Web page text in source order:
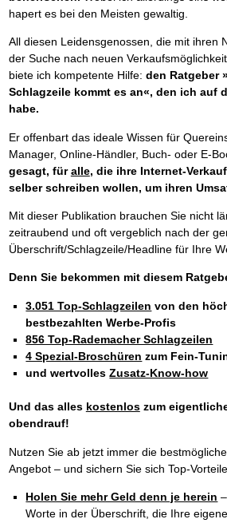
hapert es bei den Meisten gewaltig.
All diesen Leidensgenossen, die mit ihren
der Suche nach neuen
biete ich kompetente Hilfe: den Ratgeber
Schlagzeile kommt es an«, den ich auf
habe.
Er offenbart das ideale Wissen für
Manager, Online-Händler, Buch- oder E-
gesagt, füralle, die ihre Internet-
selber schreiben wollen, um ihren
Mit dieser Publikation brauchen Sie nicht
zeitraubend und oft vergeblich nach der
Überschrift/Schlagzeile/Headline für Ihre
Denn Sie bekommen mit diesem
3.051 Top-Schlagzeilen von den
bestbezahlten Werbe-Profis
856 Top-Rademacher Schlagzeilen
4 Spezial-Broschüren zum Fein-
und wertvollesZusatz-Know-how
Und das alles kostenloszum
obendrauf!
Nutzen Sie ab jetzt immer die
Angebot – und sichern Sie sich Top-
Holen Sie mehr Geld denn je herein
Worte in der Überschrift, die Ihre